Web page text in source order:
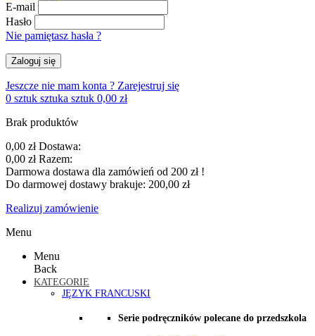
E-mail
Hasło
Nie pamiętasz hasła ?
Zaloguj się
Jeszcze nie mam konta ? Zarejestruj się
0 sztuk sztuka sztuk 0,00 zł
Brak produktów
0,00 złDostawa:
0,00 zł Razem:
Darmowa dostawa dla zamówień od 200 zł !
Do darmowej dostawy brakuje: 200,00 zł
Realizuj zamówienie
Menu
Menu
Back
KATEGORIE
JĘZYK FRANCUSKI
Serie podręczników polecane do przedszkola